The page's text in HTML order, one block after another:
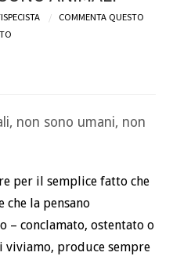
COMMENTA QUESTO
non sono umani, non
per il semplice fatto che
che la pensano
– conclamato, ostentato o
viviamo, produce sempre